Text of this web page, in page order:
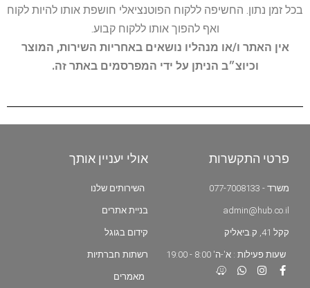
בכל זמן נתון. החשיפה ללקוח הפוטנציאלי חושפת אותו להיות לקוח
ואף להפוך אותו ללקוח קבוע.
אין האתר ו/או מנהליו נושאים באחריות השירות, המוצר
וכיוצ״ב הניתן על ידי המפרסמים באתר זה.
פרטי התקשרות
משרד - 077-7008133
admin@hub.co.il
קקל 41, ק.ביאליק
שעות פעילות : א'-ה' 8:00 - 19:00
אולי יעניין אותך
השירותים שלנו
בניית אתרים
קידום בגוגל
רשתות חברתיות
מאמרים